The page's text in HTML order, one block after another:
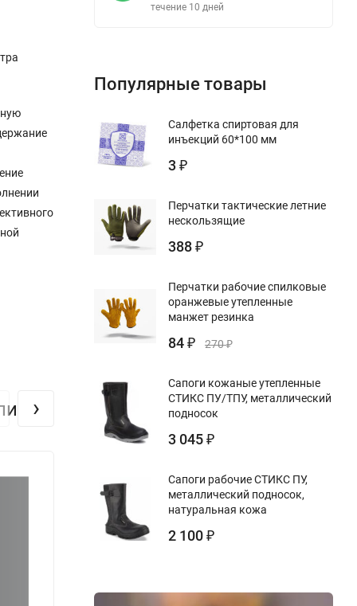
›
течение 10 дней
Популярные товары
Салфетка спиртовая для
инъекций 60*100 мм
3 ₽
Перчатки тактические летние
нескользящие
388 ₽
Перчатки рабочие спилковые
оранжевые утепленные
манжет резинка
84 ₽ 270₽
Сапоги кожаные утепленные
СТИКС ПУ/ТПУ, металлический
подносок
3 045 ₽
Сапоги рабочие СТИКС ПУ,
металлический подносок,
натуральная кожа
2 100 ₽